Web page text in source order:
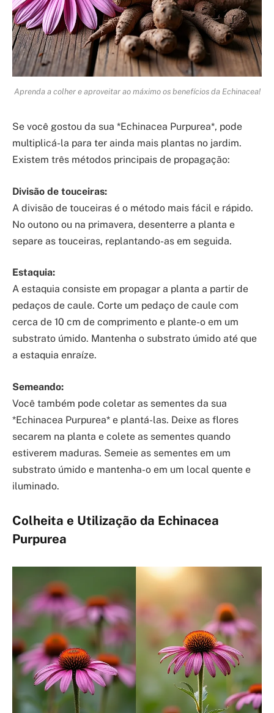
Aprenda a colher e aproveitar ao máximo os benefícios da Echinacea!
Se você gostou da sua *Echinacea Purpurea*, pode
multiplicá-la para ter ainda mais plantas no jardim.
Existem três métodos principais de propagação:
Divisão de touceiras:
A divisão de touceiras é o método mais fácil e rápido.
No outono ou na primavera, desenterre a planta e
separe as touceiras, replantando-as em seguida.
Estaquia:
A estaquia consiste em propagar a planta a partir de
pedaços de caule. Corte um pedaço de caule com
cerca de 10 cm de comprimento e plante-o em um
substrato úmido. Mantenha o substrato úmido até que
a estaquia enraíze.
Semeando:
Você também pode coletar as sementes da sua
*Echinacea Purpurea* e plantá-las. Deixe as flores
secarem na planta e colete as sementes quando
estiverem maduras. Semeie as sementes em um
substrato úmido e mantenha-o em um local quente e
iluminado.
Colheita e Utilização da Echinacea
Purpurea